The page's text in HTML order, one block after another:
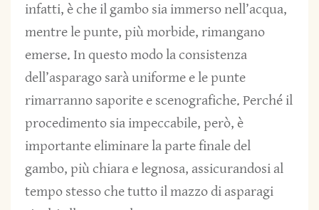
infatti, è che il gambo sia immerso nell’acqua,
mentre le punte, più morbide, rimangano
emerse. In questo modo la consistenza
dell’asparago sarà uniforme e le punte
rimarranno saporite e scenografiche. Perché il
procedimento sia impeccabile, però, è
importante eliminare la parte finale del
gambo, più chiara e legnosa, assicurandosi al
tempo stesso che tutto il mazzo di asparagi